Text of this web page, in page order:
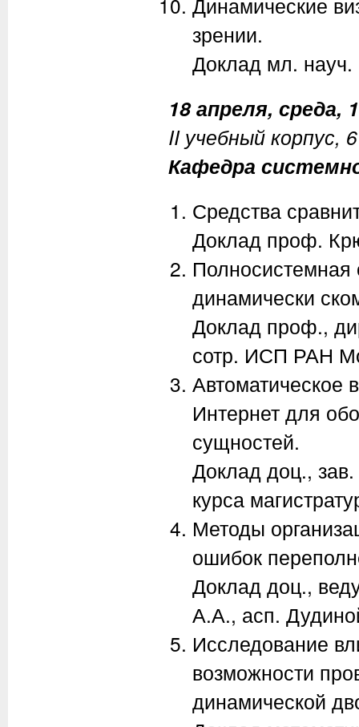
зрении.
Доклад мл.
18 апреля, среда,
II учебный корпус,
Кафедра
Средства
Доклад проф.
динамически
Доклад проф.,
сотр. ИСП РАН
Автоматическое
Интернет для
сущностей.
Доклад доц.,
курса
Методы
ошибок
Доклад доц.,
А.А., асп.
Исследование
возможности
динамической